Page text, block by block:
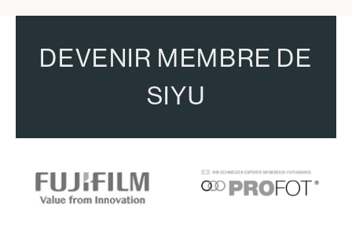
DEVENIR MEMBRE DE
SIYU